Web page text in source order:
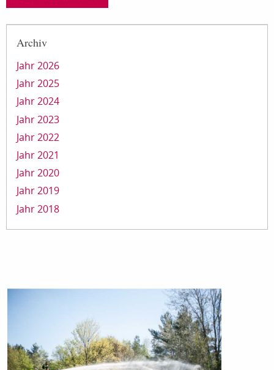
Archiv
Jahr 2026
Jahr 2025
Jahr 2024
Jahr 2023
Jahr 2022
Jahr 2021
Jahr 2020
Jahr 2019
Jahr 2018